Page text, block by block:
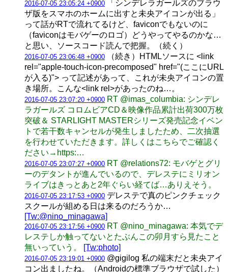
2016-07-05 23:05:24 +0900 「シンデレラガールズのブラウ
ザ版をスマホのホームに出すと未央アイコンが出る」
って話がRTで流れてるけど、faviconでもないのに
（faviconはモバゲーのロゴ）どうやってやるのかな…
と思い、ソースコード読んで把握。（続く）
2016-07-05 23:06:48 +0900 （続き）HTMLソースに <link
rel="apple-touch-icon-precomposed" href="(ここにURL
が入る)"> って記述があって、これが未央アイコンの置
き場所。こんな<link rel>があったのね…。
2016-07-05 23:07:20 +0900 RT @imas_columbia: シンデレ
ラガールズ コロムビアCD＆映像作品累計出荷300万枚
突破＆ STARLIGHT MASTERシリーズ発売記念イベン
トで若干数キャンセルが発生しましたため、二次抽選
を行わせていただきます。詳しくはこちらでご確認く
ださい→https:…
2016-07-05 23:07:27 +0900 RT @relations72: モバゲとグリ
ーのデタントが進んでいるので、デレステにミリオン
ライブはきっとあと2年ぐらい経てば…ありえそう。
2016-07-05 23:17:53 +0900 デレステで真のピンクチェック
スクールが組める日は来るのだろうか…
[Tw:@nino_minagawa]
2016-07-05 23:17:56 +0900 RT @nino_minagawa: 本気でデ
レステしか触ってないとたぶんこの卯月すら見たこと
無いっていう。
[Tw:photo]
2016-07-05 23:19:01 +0900 @gigilog 私の端末だと未央アイ
コン出ましたね。（Androidの標準ブラウザで試した）